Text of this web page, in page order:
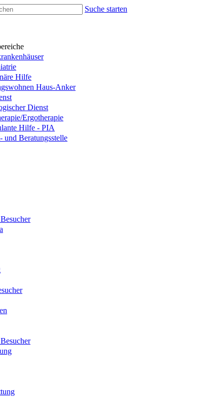
Suche starten
Hilfe
Haus-Anker
Dienst
Ergotherapie
Hilfe - PIA
und Beratungsstelle